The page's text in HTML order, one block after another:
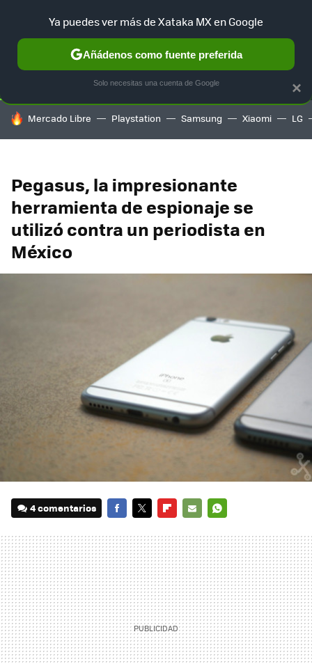
SELECCIÓN GAMING HOME AUTO TERRITORIO
HOY SE HABLA DE
Mercado Libre Playstation Samsung Xiaomi LG
Pegasus, la impresionante
herramienta de espionaje se
utilizó contra un periodista en
México
4 comentarios
MAIL
×
Ya puedes ver más de Xataka MX en Google
Añádenos como fuente preferida
Solo necesitas una cuenta de Google